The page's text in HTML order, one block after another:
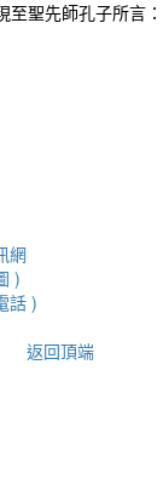
聖先師孔子所言
網
)
話 )
返回頂端